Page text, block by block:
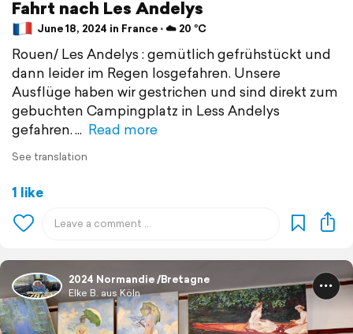
Fahrt nach Les Andelys
June 18, 2024 in France ⋅ ☁️ 20 °C
Rouen/ Les Andelys : gemütlich gefrühstückt und
dann leider im Regen losgefahren. Unsere
Ausflüge haben wir gestrichen und sind direkt zum
gebuchten Campingplatz in Less Andelys
gefahren.
Read more
See translation
1 like
2024 Normandie /Bretagne
Elke B. aus Köln